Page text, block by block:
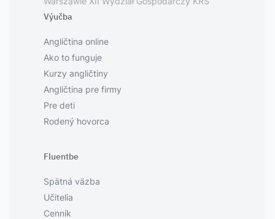
Výučba
Angličtina online
Ako to funguje
Kurzy angličtiny
Angličtina pre firmy
Pre deti
Rodený hovorca
Fluentbe
Spätná väzba
Učitelia
Cenník